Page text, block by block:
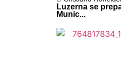
Luzerna se
Munic...